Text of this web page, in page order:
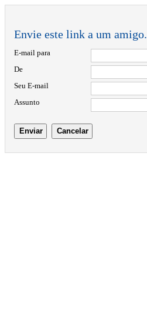
Envie este link a um amigo.
E-mail para
De
Seu E-mail
Assunto
Enviar Cancelar